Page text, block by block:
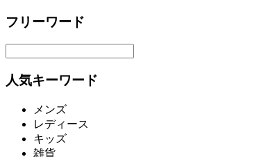
フリーワード
人気キーワード
メンズ
レディース
キッズ
雑貨